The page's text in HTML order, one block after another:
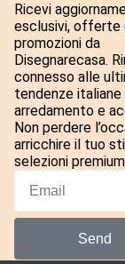
Ricevi
esclusivi, offerte
promozioni da
Disegnarecasa.
connesso alle
tendenze italiane
arredamento e
Non perdere
arricchire il tuo
selezioni
Send